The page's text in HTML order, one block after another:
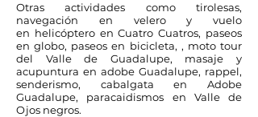
Otras actividades como tirolesas,
navegación en velero y vuelo
en helicóptero en Cuatro Cuatros, paseos
en globo, paseos en bicicleta, , moto tour
del Valle de Guadalupe, masaje y
acupuntura en adobe Guadalupe, rappel,
senderismo, cabalgata en Adobe
Guadalupe, paracaidismos en Valle de
Ojos negros.